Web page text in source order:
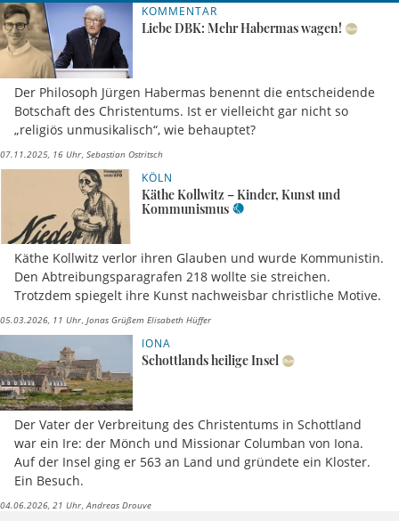
KOMMENTAR
Liebe DBK: Mehr Habermas wagen!
Der Philosoph Jürgen Habermas benennt die entscheidende
Botschaft des Christentums. Ist er vielleicht gar nicht so
„religiös unmusikalisch“, wie behauptet?
07.11.2025, 16 Uhr Sebastian Ostritsch
KÖLN
Käthe Kollwitz – Kinder, Kunst und
Kommunismus
Käthe Kollwitz verlor ihren Glauben und wurde Kommunistin.
Den Abtreibungsparagrafen 218 wollte sie streichen.
Trotzdem spiegelt ihre Kunst nachweisbar christliche Motive.
05.03.2026, 11 Uhr Jonas Grüßem Elisabeth Hüffer
IONA
Schottlands heilige Insel
Der Vater der Verbreitung des Christentums in Schottland
war ein Ire: der Mönch und Missionar Columban von Iona.
Auf der Insel ging er 563 an Land und gründete ein Kloster.
Ein Besuch.
04.06.2026, 21 Uhr Andreas Drouve